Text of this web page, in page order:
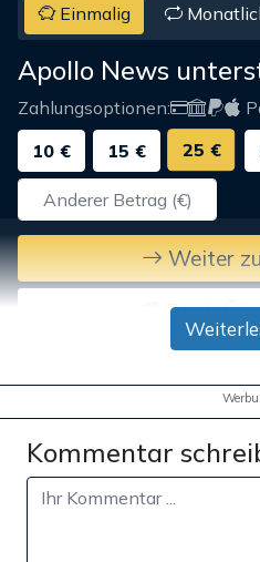
Einmalig
Apollo News
Zahlungsoptionen:
10 €
15 € 25 €
Weiter
Bank-
Kommentar